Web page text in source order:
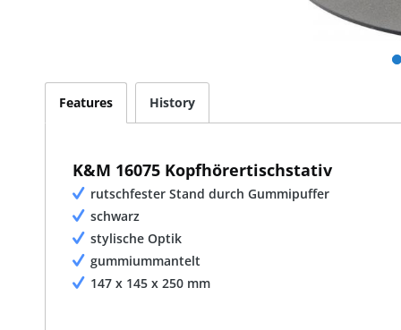
Features History
K&M 16075 Kopfhörertischstativ
rutschfester Stand durch Gummipuffer
schwarz
stylische Optik
gummiummantelt
147 x 145 x 250 mm